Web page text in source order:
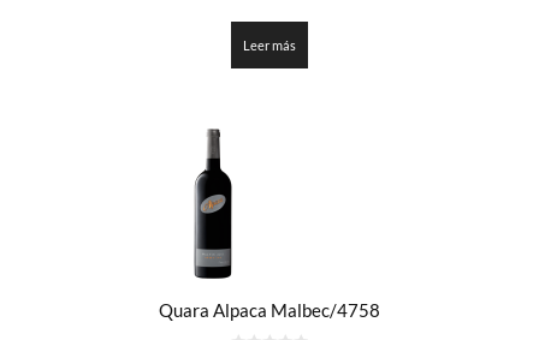
de 5
Leer más
Quara Alpaca Malbec/4758